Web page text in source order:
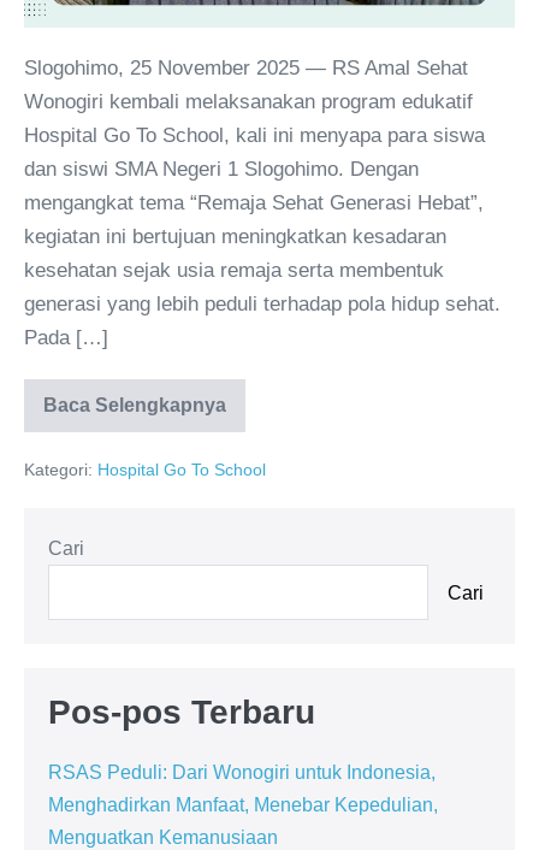
Slogohimo, 25 November 2025 — RS Amal Sehat
Wonogiri kembali melaksanakan program edukatif
Hospital Go To School, kali ini menyapa para siswa
dan siswi SMA Negeri 1 Slogohimo. Dengan
mengangkat tema “Remaja Sehat Generasi Hebat”,
kegiatan ini bertujuan meningkatkan kesadaran
kesehatan sejak usia remaja serta membentuk
generasi yang lebih peduli terhadap pola hidup sehat.
Pada […]
Baca Selengkapnya
Kategori: Hospital Go To School
Cari
Cari
Pos-pos Terbaru
RSAS Peduli: Dari Wonogiri untuk Indonesia,
Menghadirkan Manfaat, Menebar Kepedulian,
Menguatkan Kemanusiaan